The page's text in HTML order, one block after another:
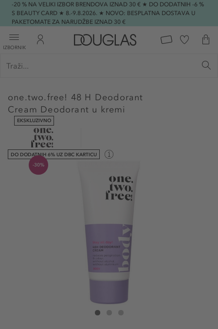
-20 % NA VELIKI IZBOR BRENDOVA IZNAD 30 € ★ DO DODATNIH -6 %
S BEAUTY CARD ★ 8.-9.8.2026. ★ NOVO: BESPLATNA DOSTAVA U
PAKETOMATE ZA NARUDŽBE IZNAD 30 €
IZBORNIK
one.two.free! 48 H Deodorant
Cream Deodorant u kremi
EKSKLUZIVNO
DO DODATNIH 6% UZ DBC KARTICU
-30%
one.two.free! 48 H Deodorant Cream